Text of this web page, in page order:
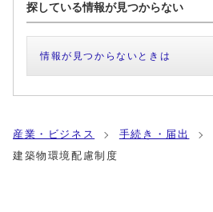
探している情報が見つからない
情報が見つからないときは
産業・ビジネス 手続き・届出
建築物環境配慮制度